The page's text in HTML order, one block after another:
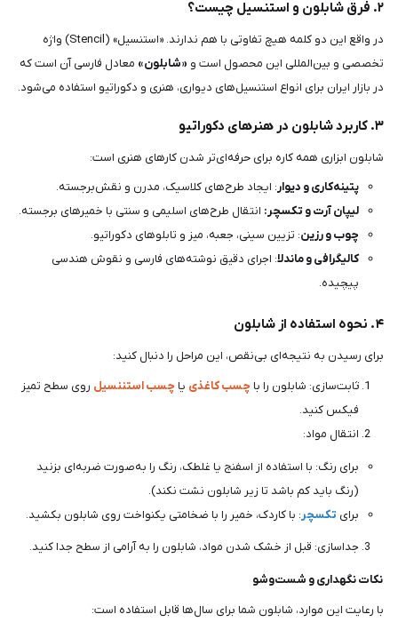
۲. فرق شابلون و استنسیل چیست؟
در واقع این دو کلمه هیچ تفاوتی با هم ندارند. «استنسیل» (Stencil) واژه
تخصصی و بین‌المللی این محصول است و «شابلون» معادل فارسی آن است که
در بازار ایران برای انواع استنسیل‌های دیواری، هنری و دکوراتیو استفاده می‌شود.
۳. کاربرد شابلون در هنرهای دکوراتیو
شابلون ابزاری همه کاره برای حرفه‌ای‌تر شدن کارهای هنری است:
پتینه‌کاری و دیوار: ایجاد طرح‌های کلاسیک، مدرن و نقش‌برجسته.
لیپان آرت و تکسچر: انتقال طرح‌های اسلیمی و سنتی با خمیرهای برجسته.
چوب و رزین: تزیین سینی، جعبه، میز و تابلوهای دکوراتیو.
کالیگرافی و ماندلا: اجرای دقیق نوشته‌های فارسی و نقوش هندسی
پیچیده.
۴. نحوه استفاده از شابلون
برای رسیدن به نتیجه‌ای بی‌نقص، این مراحل را دنبال کنید:
ثابت‌سازی: شابلون را با چسب کاغذی یا چسب استننسیل روی سطح تمیز
فیکس کنید.
انتقال مواد:
برای رنگ: با استفاده از اسفنج یا غلطک، رنگ را به‌صورت ضربه‌ای بزنید
(رنگ باید کم باشد تا زیر شابلون نشت نکند).
برای تکسچر: با کاردک، خمیر را با ضخامتی یکنواخت روی شابلون بکشید.
جداسازی: قبل از خشک شدن مواد، شابلون را به آرامی از سطح جدا کنید.
نکات نگهداری و شست‌وشو
با رعایت این موارد، شابلون شما برای سال‌ها قابل استفاده است: